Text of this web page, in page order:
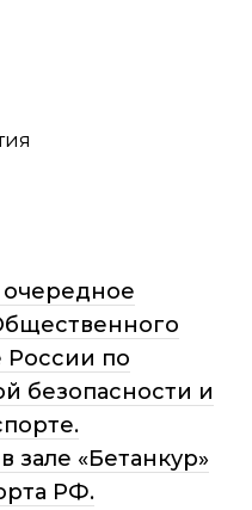
очередное
России по
безопасности и
«Бетанкур»
РФ.